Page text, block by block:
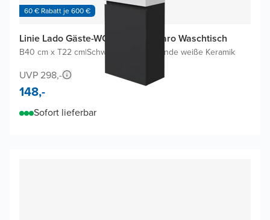
60 € Rabatt je 600 €
Linie Lado Gäste-WC Möbel mit Baro Waschtisch
B40 cm x T22 cm|Schwarz Matt Glänzende weiße Keramik
UVP 298,-
148,-
Sofort lieferbar